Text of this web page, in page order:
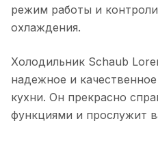
режим работы и
охлаждения.
Холодильник Schaub
надежное и
кухни. Он прекрасно
функциями и прослужит